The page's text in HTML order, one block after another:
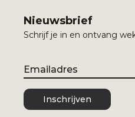
Nieuwsbrief
Schrijf je in en ontvang
Email
Inschrijven